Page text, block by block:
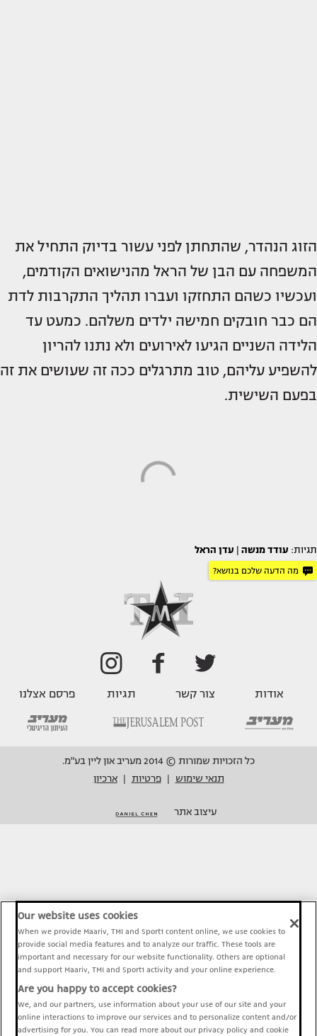
הזוג הנהדר, שהתחתן לפני עשור בדיוק התחיל את
המשפחה עם הבן של הראל מהנישואים הקודמים,
ועכשיו כשהם התחזקו ועברו תהליך התקרבות לדת
הם כבר חובקים חמישה ילדים משלהם. כמעט עד
הלידה השניים הגיעו לאירועים ולא נתנו להריון
להשפיע עליהם, טוב מתרגלים ככה זה שעושים את זה
בפעם השישית.
תגיות: עודד מנשה עדן הראל
מה הדעה שלכם בנושא?
אודות צור קשר תגיות פרסם אצלנו
כל הזכויות שמורות © 2014 מעריב און ליין בע"מ.
תנאי שימוש
פרטיות ארכיון
עיצוב אתר
Our website uses cookies
When we provide Maariv, TMI and Sport1 content online, we use cookies to
provide social media features and to analyze our traffic. These tools are
important and necessary for our website functionality. Others are optional
and support Maariv, TMI and Sport1 activity and your online experience.
Are you happy to accept cookies?
We, and our partners, use information about your use of our site and your
online interactions to improve our services and to personalize content and/or
advertising for you. You can read more about our privacy policy and cookie